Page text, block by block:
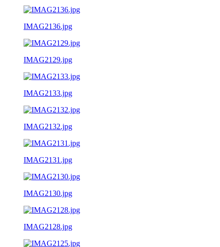
IMAG2136.jpg
IMAG2129.jpg
IMAG2133.jpg
IMAG2132.jpg
IMAG2131.jpg
IMAG2130.jpg
IMAG2128.jpg